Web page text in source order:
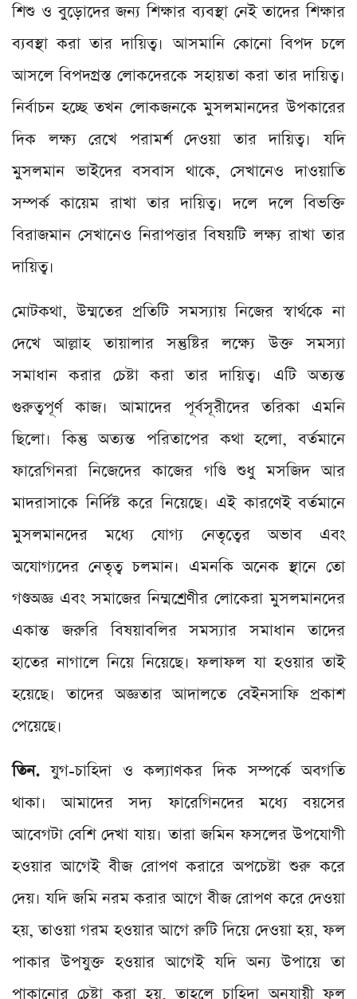
শিশু ও বুড়োদের জন্য শিক্ষার ব্যবস্থা নেই তাদের শিক্ষার
ব্যবস্থা করা তার দায়িত্ব। আসমানি কোনো বিপদ চলে
আসলে বিপদগ্রস্ত লোকদেরকে সহায়তা করা তার দায়িত্ব।
নির্বাচন হচ্ছে তখন লোকজনকে মুসলমানদের ‍উপকারের
দিক লক্ষ্য রেখে পরামর্শ দেওয়া তার দায়িত্ব। যদি
মুসলমান ভাইদের বসবাস থাকে, সেখানেও দাওয়াতি
সম্পর্ক কায়েম রাখা তার দায়িত্ব। দলে দলে বিভক্তি
বিরাজমান সেখানেও নিরাপত্তার বিষয়টি লক্ষ্য রাখা তার
দায়িত্ব।
মোটকথা, উম্মতের প্রতিটি সমস্যায় নিজের স্বার্থকে না
দেখে আল্লাহ তায়ালার সন্তুষ্টির লক্ষ্যে উক্ত সমস্যা
সমাধান করার চেষ্টা করা তার দায়িত্ব। এটি অত্যন্ত
গুরুত্বপূর্ণ কাজ। আমাদের পূর্বসূরীদের তরিকা এমনি
ছিলো। কিন্তু অত্যন্ত পরিতাপের কথা হলো, বর্তমানে
ফারেগিনরা নিজেদের কাজের গণ্ডি শুধু মসজিদ আর
মাদরাসাকে নির্দিষ্ট করে নিয়েছে। এই কারণেই বর্তমানে
মুসলমানদের মধ্যে যোগ্য নেতৃত্বের অভাব এবং
অযোগ্যদের নেতৃত্ব চলমান। এমনকি অনেক স্থানে তো
গণ্ডঅজ্ঞ এবং সমাজের নিম্মশ্রেণীর লোকেরা মুসলমানদের
একান্ত জরুরি বিষয়াবলির সমস্যার সমাধান তাদের
হাতের নাগালে নিয়ে নিয়েছে। ফলাফল যা হওয়ার তাই
হয়েছে। তাদের অজ্ঞতার আদালতে বেইনসাফি প্রকাশ
পেয়েছে।
তিন. যুগ-চাহিদা ও কল্যাণকর দিক সম্পর্কে অবগতি
থাকা। আমাদের সদ্য ফারেগিনদের মধ্যে বয়সের
আবেগটা বেশি দেখা যায়। তারা জমিন ফসলের উপযোগী
হওয়ার আগেই বীজ রোপণ করারে অপচেষ্টা শুরু করে
দেয়। যদি জমি নরম করার আগে বীজ রোপণ করে দেওয়া
হয়, তাওয়া গরম হওয়ার আগে রুটি দিয়ে দেওয়া হয়, ফল
পাকার উপযুক্ত হওয়ার আগেই যদি অন্য উপায়ে তা
পাকানোর চেষ্টা করা হয়, তাহলে চাহিদা অনুযায়ী ফল